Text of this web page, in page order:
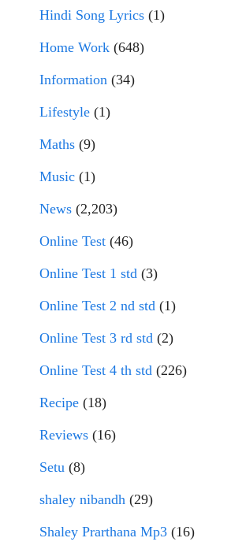
Hindi Song Lyrics (1)
Home Work (648)
Information (34)
Lifestyle (1)
Maths (9)
Music (1)
News (2,203)
Online Test (46)
Online Test 1 std (3)
Online Test 2 nd std (1)
Online Test 3 rd std (2)
Online Test 4 th std (226)
Recipe (18)
Reviews (16)
Setu (8)
shaley nibandh (29)
Shaley Prarthana Mp3 (16)